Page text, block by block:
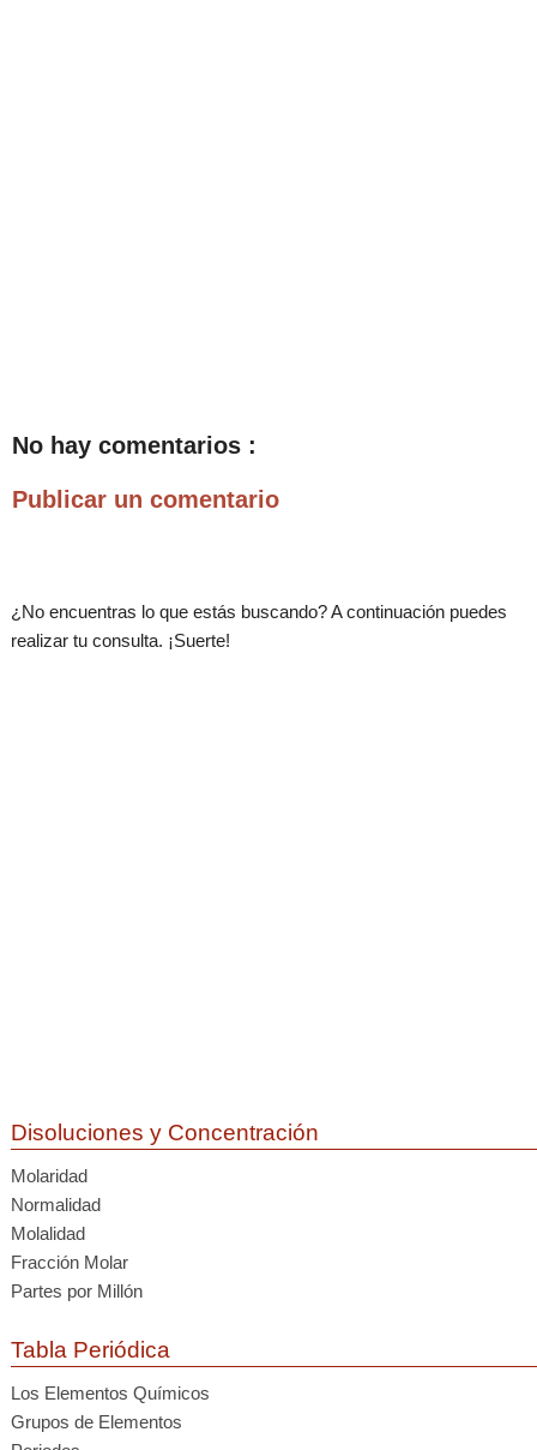
No hay comentarios :
Publicar un comentario
¿No encuentras lo que estás buscando? A continuación puedes
realizar tu consulta. ¡Suerte!
Disoluciones y Concentración
Molaridad
Normalidad
Molalidad
Fracción Molar
Partes por Millón
Tabla Periódica
Los Elementos Químicos
Grupos de Elementos